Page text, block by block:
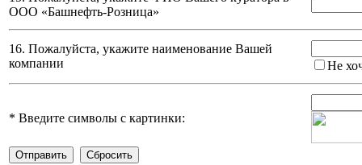
ООО «Башнефть-Розница»
16. Пожалуйста, укажите наименование Вашей
компании
Не
* Введите символы с картинки: